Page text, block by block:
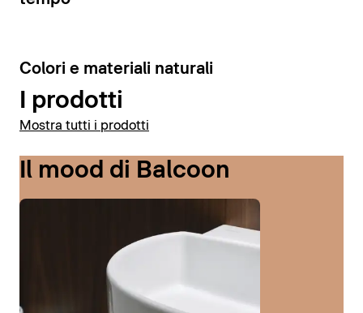
6
Colori e materiali naturali
I prodotti
Mostra tutti i prodotti
Il mood di Balcoon